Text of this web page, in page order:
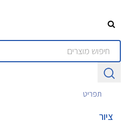
תפריט
ציור